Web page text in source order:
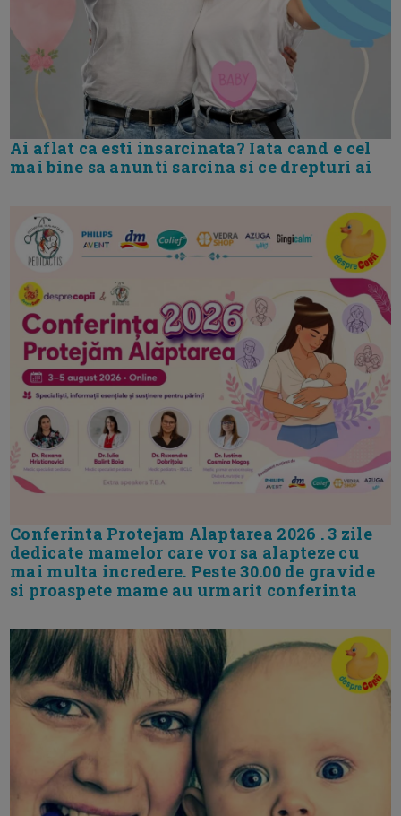
Ai aflat ca esti insarcinata? Iata cand e cel
mai bine sa anunti sarcina si ce drepturi ai
Conferinta Protejam Alaptarea 2026 . 3 zile
dedicate mamelor care vor sa alapteze cu
mai multa incredere. Peste 30.00 de gravide
si proaspete mame au urmarit conferinta